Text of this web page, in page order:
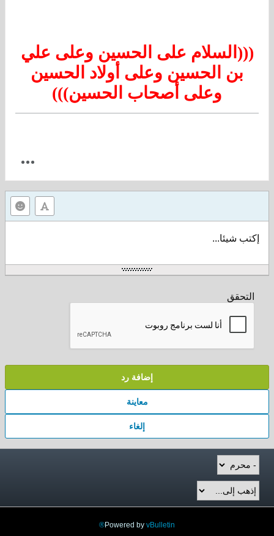
(((السلام على الحسين وعلى علي
بن الحسين وعلى أولاد الحسين
وعلى أصحاب الحسين)))
إكتب شيئا...
التحقق
إضافة رد
معاينة
إلغاء
Powered by vBulletin®